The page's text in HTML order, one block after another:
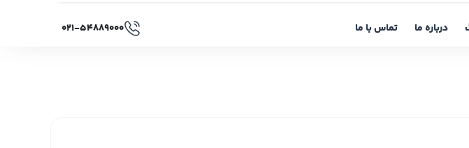
درباره ما تماس با ما ۰۲۱-۵۴۸۸۹۰۰۰